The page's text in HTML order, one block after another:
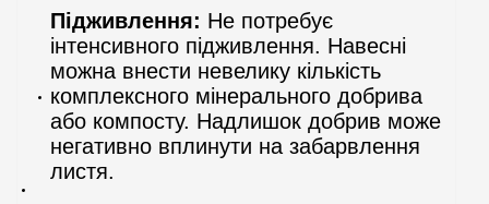
Підживлення: Не потребує
інтенсивного підживлення. Навесні
можна внести невелику кількість
комплексного мінерального добрива
або компосту. Надлишок добрив може
негативно вплинути на забарвлення
листя.